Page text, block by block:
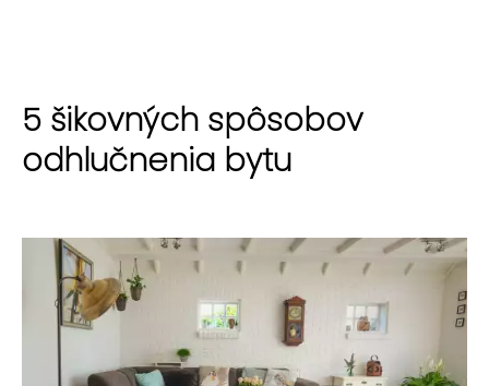
5 šikovných spôsobov
odhlučnenia bytu